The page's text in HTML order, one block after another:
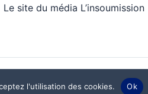
Le site du média L’insoumission
l'utilisation des cookies. Ok